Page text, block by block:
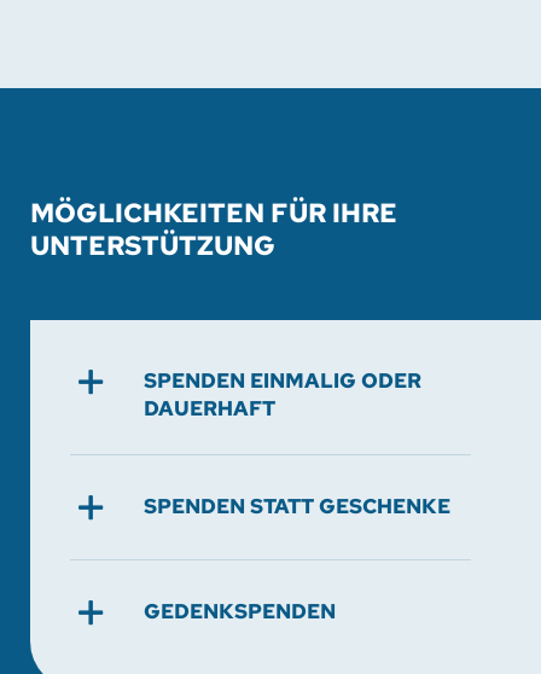
MÖGLICHKEITEN FÜR IHRE
UNTERSTÜTZUNG
SPENDEN EINMALIG ODER
DAUERHAFT
SPENDEN STATT GESCHENKE
GEDENKSPENDEN